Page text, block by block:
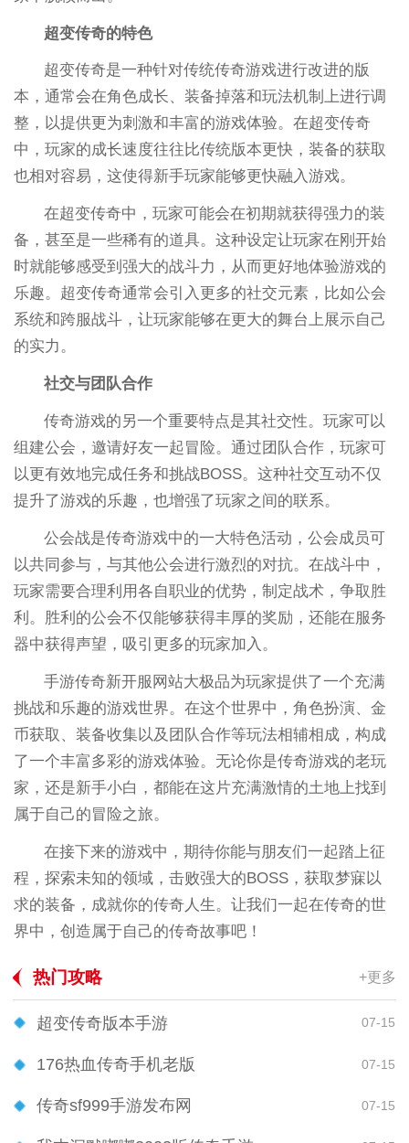
超变传奇的特色
超变传奇是一种针对传统传奇游戏进行改进的版
本，通常会在角色成长、装备掉落和玩法机制上进行调
整，以提供更为刺激和丰富的游戏体验。在超变传奇
中，玩家的成长速度往往比传统版本更快，装备的获取
也相对容易，这使得新手玩家能够更快融入游戏。
在超变传奇中，玩家可能会在初期就获得强力的装
备，甚至是一些稀有的道具。这种设定让玩家在刚开始
时就能够感受到强大的战斗力，从而更好地体验游戏的
乐趣。超变传奇通常会引入更多的社交元素，比如公会
系统和跨服战斗，让玩家能够在更大的舞台上展示自己
的实力。
社交与团队合作
传奇游戏的另一个重要特点是其社交性。玩家可以
组建公会，邀请好友一起冒险。通过团队合作，玩家可
以更有效地完成任务和挑战BOSS。这种社交互动不仅
提升了游戏的乐趣，也增强了玩家之间的联系。
公会战是传奇游戏中的一大特色活动，公会成员可
以共同参与，与其他公会进行激烈的对抗。在战斗中，
玩家需要合理利用各自职业的优势，制定战术，争取胜
利。胜利的公会不仅能够获得丰厚的奖励，还能在服务
器中获得声望，吸引更多的玩家加入。
手游传奇新开服网站大极品为玩家提供了一个充满
挑战和乐趣的游戏世界。在这个世界中，角色扮演、金
币获取、装备收集以及团队合作等玩法相辅相成，构成
了一个丰富多彩的游戏体验。无论你是传奇游戏的老玩
家，还是新手小白，都能在这片充满激情的土地上找到
属于自己的冒险之旅。
在接下来的游戏中，期待你能与朋友们一起踏上征
程，探索未知的领域，击败强大的BOSS，获取梦寐以
求的装备，成就你的传奇人生。让我们一起在传奇的世
界中，创造属于自己的传奇故事吧！
热门攻略 +更多
超变传奇版本手游 07-15
176热血传奇手机老版 07-15
传奇sf999手游发布网 07-15